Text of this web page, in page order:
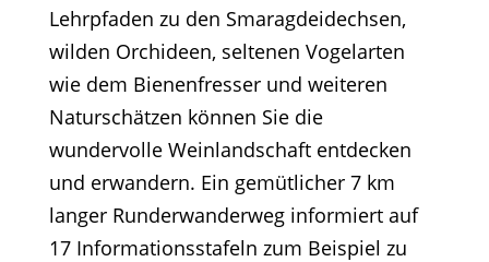
Lehrpfaden zu den Smaragdeidechsen,
wilden Orchideen, seltenen Vogelarten
wie dem Bienenfresser und weiteren
Naturschätzen können Sie die
wundervolle Weinlandschaft entdecken
und erwandern. Ein gemütlicher 7 km
langer Runderwanderweg informiert auf
17 Informationsstafeln zum Beispiel zu